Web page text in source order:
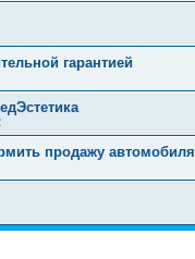
гарантией
продажу автомобиля